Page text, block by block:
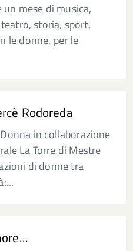
mese di musica,
storia, sport,
le donne, per le
Rodoreda
in collaborazione
La Torre di Mestre
di donne tra